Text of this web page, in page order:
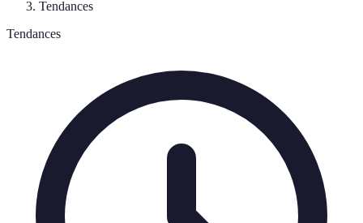
Tendances
Tendances